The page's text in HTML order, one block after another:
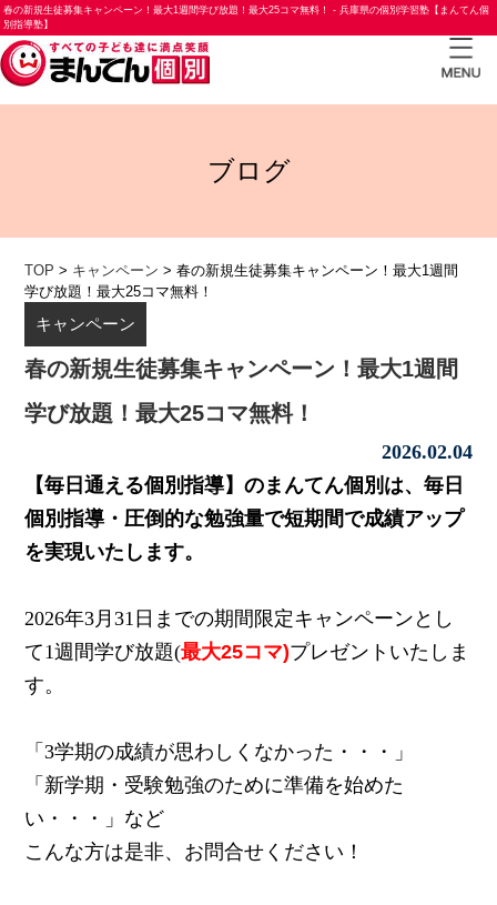
春の新規生徒募集キャンペーン！最大1週間学び放題！最大25コマ無料！ - 兵庫県の個別学習塾【まんてん個
別指導塾】
中学
高校
合格
実績
入塾
ブログ
TOP > キャンペーン >春の新規生徒募集キャンペーン！最大1週間
学び放題！最大25コマ無料！
キャンペーン
春の新規生徒募集キャンペーン！最大1週間
学び放題！最大25コマ無料！
2026.02.04
【毎日通える個別指導】のまんてん個別は、毎日
個別指導・圧倒的な勉強量で短期間で成績アップ
を実現いたします。
2026年3月31日までの期間限定キャンペーンとし
て1週間学び放題(最大25コマ)プレゼントいたしま
す。
「3学期の成績が思わしくなかった・・・」
「新学期・受験勉強のために準備を始めた
い・・・」など
こんな方は是非、お問合せください！